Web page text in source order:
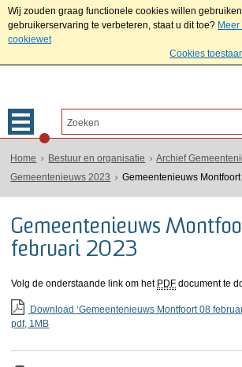
Wij zouden graag functionele cookies willen
gebruikerservaring te verbeteren, staat u dit toe?
cookiewet
Cookies
Home Bestuur en organisatie Archief
Gemeentenieuws 2023
Gemeentenieuws
Gemeentenieuws
februari 2023
Volg de onderstaande link om het PDF document te
Download ‘Gemeentenieuws Montfoort 08
pdf, 1MB